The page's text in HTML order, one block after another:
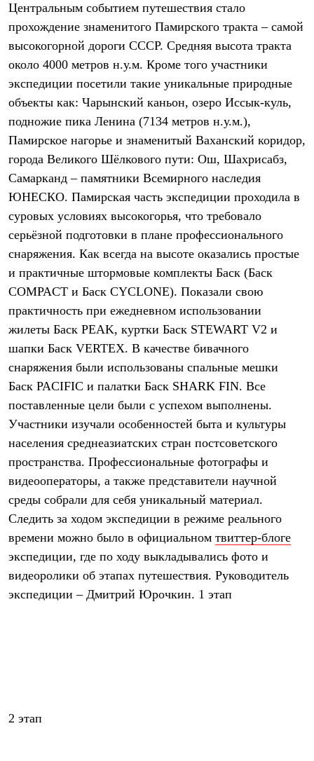
Жилеты
Утепленная синтетикой
Куртки
Брюки
Штормовая одежда
Софтшелл одежда
Куртки
Брюки
Лёгкая одежда
Рубашки
Футболки
Брюки
Термобелье
Среднее термобелье
Легкое термобелье
Флисовая одежда
Куртки
Брюки
Детская одежда
Комбинезоны
Куртки
Комбинезоны
Куртки
Лёгкая одежда
Футболки
Брюки
Софтшелл одежда
Куртки
Флисовая одежда
Куртки
Брюки
Комбинезоны
Термобелье
Комплект термобелья
Снаряжение
Палатки и тенты
Аксессуары для рюкзаков
Центральным событием путешествия стало
прохождение знаменитого Памирского тракта – самой
высокогорной дороги СССР. Средняя высота тракта
около 4000 метров н.у.м. Кроме того участники
экспедиции посетили такие уникальные природные
объекты как: Чарынский каньон, озеро Иссык-куль,
подножие пика Ленина (7134 метров н.у.м.),
Памирское нагорье и знаменитый Ваханский коридор,
города Великого Шёлкового пути: Ош, Шахрисабз,
Самарканд – памятники Всемирного наследия
ЮНЕСКО. Памирская часть экспедиции проходила в
суровых условиях высокогорья, что требовало
серьёзной подготовки в плане профессионального
снаряжения. Как всегда на высоте оказались простые
и практичные штормовые комплекты Баск (Баск
COMPACT и Баск CYCLONE). Показали свою
практичность при ежедневном использовании
жилеты Баск PEAK, куртки Баск STEWART V2 и
шапки Баск VERTEX. В качестве бивачного
снаряжения были использованы спальные мешки
Баск PACIFIC и палатки Баск SHARK FIN. Все
поставленные цели были с успехом выполнены.
Участники изучали особенностей быта и культуры
населения среднеазиатских стран постсоветского
пространства. Профессиональные фотографы и
видеооператоры, а также представители научной
среды собрали для себя уникальный материал.
Следить за ходом экспедиции в режиме реального
времени можно было в официальном твиттер-блоге
экспедиции, где по ходу выкладывались фото и
видеоролики об этапах путешествия. Руководитель
экспедиции – Дмитрий Юрочкин. 1 этап
2 этап